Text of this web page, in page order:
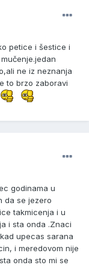
petice i šestice i
ne iz neznanja
to brzo zaboravi
godinama u
da se jezero
takmicenja i u
i sta onda .Znaci
upecas sarana
i meredovom nije
onda sto mi se